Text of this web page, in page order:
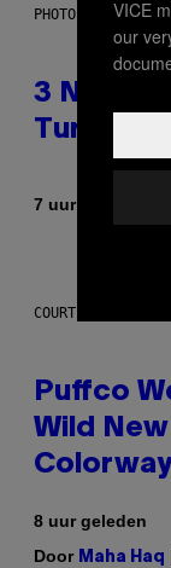
PHOTO BY NIELS
3 No-
Turning
7 uur geleden
COURTESY OF
Puffco
Wild
Colorway
8 uur geleden
Door Maha Haq
VICE
our